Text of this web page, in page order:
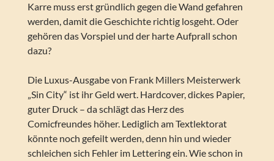
Karre muss erst gründlich gegen die Wand gefahren
werden, damit die Geschichte richtig losgeht. Oder
gehören das Vorspiel und der harte Aufprall schon
dazu?
Die Luxus-Ausgabe von Frank Millers Meisterwerk
„Sin City“ ist ihr Geld wert. Hardcover, dickes Papier,
guter Druck – da schlägt das Herz des
Comicfreundes höher. Lediglich am Textlektorat
könnte noch gefeilt werden, denn hin und wieder
schleichen sich Fehler im Lettering ein. Wie schon in